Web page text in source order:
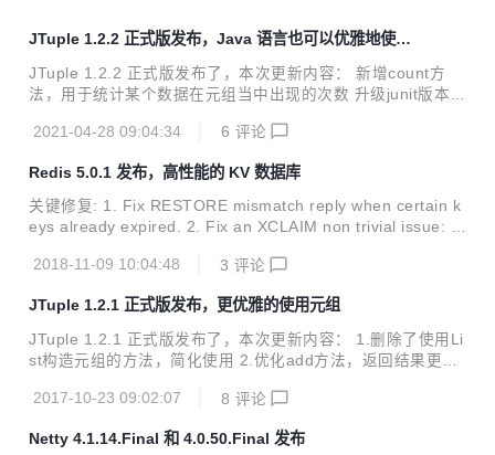
JTuple 1.2.2 正式版发布，Java 语言也可以优雅地使用
元组
JTuple 1.2.2 正式版发布了，本次更新内容： 新增count方
法，用于统计某个数据在元组当中出现的次数 升级junit版本
ee:https://gitee.com/pyinjava/jtuple JTuple Java 语言版本
以及常用操作方法 轻量级，无依赖，线程安全 元组的意义 元
组最重要的意义是用来实现多值返现。 很多时候我们需要返回
一组值，更可怕的是这组值的类型可能并不完全一样，比如htt
p请求时，有请求的返回码（i...
2021-04-28 09:04:34 6 评论
Redis 5.0.1 发布，高性能的 KV 数据库
关键修复: 1. Fix RESTORE mismatch reply when certain k
eys already expired. 2. Fix an XCLAIM non trivial issue: s
hronized the protocol. 其他修复: 3. Stack trace generation
expired keys when the KEYS...
2018-11-09 10:04:48 3 评论
JTuple 1.2.1 正式版发布，更优雅的使用元组
JTuple 1.2.1 正式版发布了，本次更新内容： 1.删除了使用Li
st构造元组的方法，简化使用 2.优化add方法，返回结果更匹
特性（不可变、 可迭代）以及常用操作方法 轻量级，无依
返现。 很多时候我们需要返回一组值，更可怕的是这组值的类
2017-10-23 09:02:07 8 评论
Netty 4.1.14.Final 和 4.0.50.Final 发布